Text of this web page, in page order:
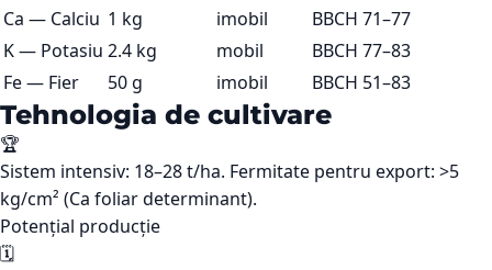
Ca — Calciu 1 kg imobil
BBCH 71–77
K— Potasiu 2.4 kg mobil
BBCH 77–83
Fe— Fier 50 g imobil BBCH 51–83
Tehnologia de cultivare
🏆
Sistem intensiv: 18–28 t/ha. Fermitate pentru export: >5
kg/cm² (Ca foliar determinant).
Potențial producție
🗓️